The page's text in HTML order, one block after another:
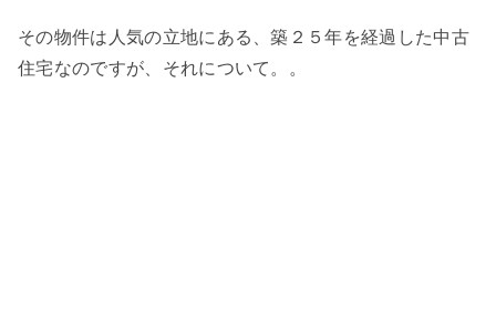
その物件は人気の立地にある、築２５年を経過した中古
住宅なのですが、それについて。。